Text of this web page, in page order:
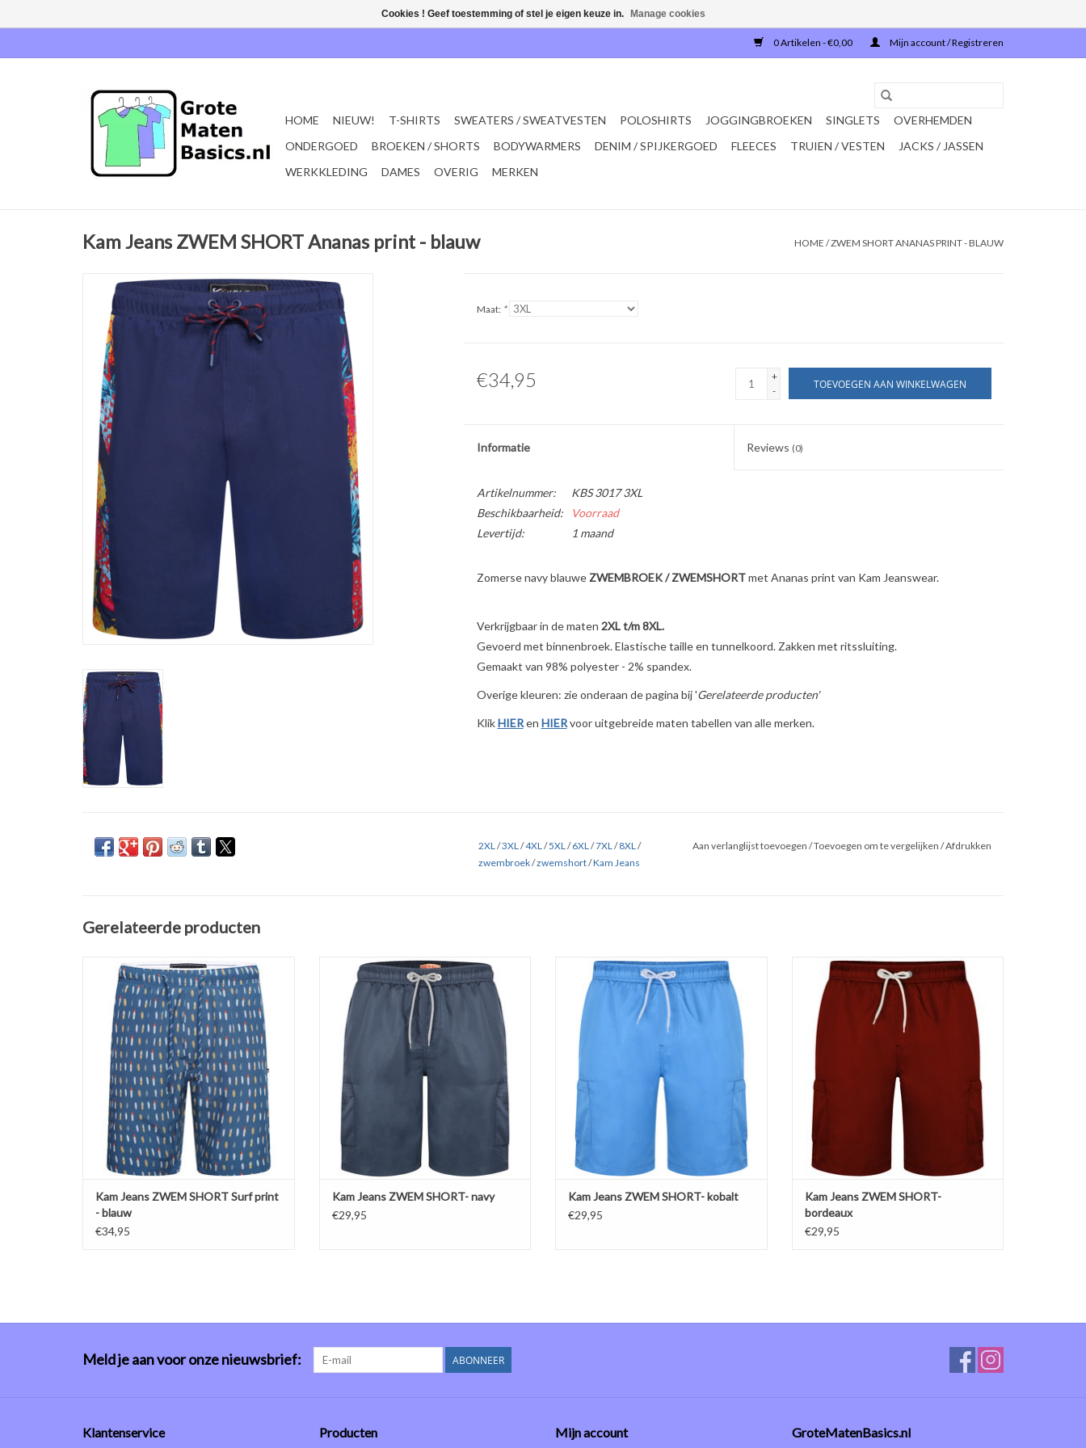
0 Artikelen - €0,00 Mijn account / Registreren
HOME NIEUW! T-SHIRTS SWEATERS / SWEATVESTEN POLOSHIRTS JOGGINGBROEKEN SINGLETS
OVERHEMDEN
ONDERGOED
BROEKEN / SHORTS BODYWARMERS DENIM / SPIJKERGOED FLEECES TRUIEN / VESTEN
JACKS / JASSEN
WERKKLEDING
DAMES OVERIG MERKEN
Kam Jeans ZWEM SHORT Ananas print - blauw HOME /ZWEM SHORT ANANAS PRINT - BLAUW
Maat: *
€34,95
+
-
TOEVOEGEN AAN WINKELWAGEN
Informatie Reviews (0)
Artikelnummer:
KBS 3017 3XL
Beschikbaarheid:
Voorraad
Levertijd:
1 maand
Zomerse navy blauwe ZWEMBROEK / ZWEMSHORTmet Ananas print van Kam Jeanswear.
Verkrijgbaar in de maten 2XL t/m 8XL.
Gevoerd met binnenbroek. Elastische taille en tunnelkoord. Zakken met ritssluiting.
Gemaakt van 98% polyester - 2% spandex.
Overige kleuren: zie onderaan de pagina bij 'Gerelateerde producten'
KlikHIERen HIERvoor uitgebreide maten tabellen van alle merken.
2XL /3XL /4XL /5XL /6XL /7XL /8XL /
zwembroek/zwemshort/Kam Jeans
Aan verlanglijst toevoegen /Toevoegen om te vergelijken /Afdrukken
Gerelateerde producten
Leuke blauwe ZWEMBROEK / ZWEMSHORT
met surf board print van Kam Jeanswear.
Verkrijgbaar in de maten 2XL t/m 8XL.
Gevoerd met binnenbroek. Elastische taille
en tunnelkoord. Zakken met ritssluiting.
Gemaakt van 98% polyester en 2% spandex.
TOEVOEGEN AAN WINKELWAGEN
Kam Jeans ZWEM SHORT Surf print
- blauw
€34,95
Comfortabele donker blauwe ZWEMBROEK /
ZWEMSHORT van Kam Jeanswear.
Verkrijgbaar in vier kleuren in de maten 2XL
t/m 8XL.
Gevoerd met binnenbroek. Elastische taille
en tunnelkoord. Twee steekzakken.
Gemaakt van 100% polyester.
TOEVOEGEN AAN WINKELWAGEN
Kam Jeans ZWEM SHORT- navy
€29,95
Comfortabele ZWEMBROEK / ZWEMSHORT
in kobalt blauw van Kam Jeanswear.
Verkrijgbaar in vier kleuren in de maten 2XL
t/m 8XL.
Gevoerd met binnenbroek. Elastische taille
en tunnelkoord. Twee steekzakken.
TOEVOEGEN AAN WINKELWAGEN
Kam Jeans ZWEM SHORT- kobalt
€29,95
Comfortabele bordeaux ZWEMBROEK /
ZWEMSHORT van Kam Jeanswear.
Verkrijgbaar in vier kleuren in de maten 2XL
t/m 8XL.
Gevoerd met binnenbroek. Elastische taille
en tunnelkoord. Twee steekzakken.
TOEVOEGEN AAN WINKELWAGEN
Kam Jeans ZWEM SHORT-
bordeaux
€29,95
Meld je aan voor onze nieuwsbrief: ABONNEER
Klantenservice Producten Mijn account GroteMatenBasics.nl
Cookies ! Geef toestemming of stel je eigen keuze in. Manage cookies